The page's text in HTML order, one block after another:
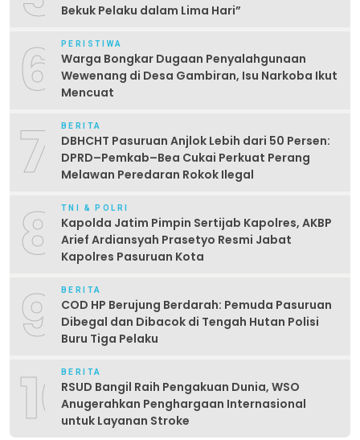
Bekuk Pelaku dalam Lima Hari” ‎
6 PERISTIWA
Warga Bongkar Dugaan Penyalahgunaan
Wewenang di Desa Gambiran, Isu Narkoba Ikut
Mencuat
7 BERITA
DBHCHT Pasuruan Anjlok Lebih dari 50 Persen:
DPRD–Pemkab–Bea Cukai Perkuat Perang
Melawan Peredaran Rokok Ilegal
8 TNI & POLRI
Kapolda Jatim Pimpin Sertijab Kapolres, AKBP
Arief Ardiansyah Prasetyo Resmi Jabat
Kapolres Pasuruan Kota
9 BERITA
COD HP Berujung Berdarah: Pemuda Pasuruan
Dibegal dan Dibacok di Tengah Hutan Polisi
Buru Tiga Pelaku
10BERITA
RSUD Bangil Raih Pengakuan Dunia, WSO
Anugerahkan Penghargaan Internasional
untuk Layanan Stroke